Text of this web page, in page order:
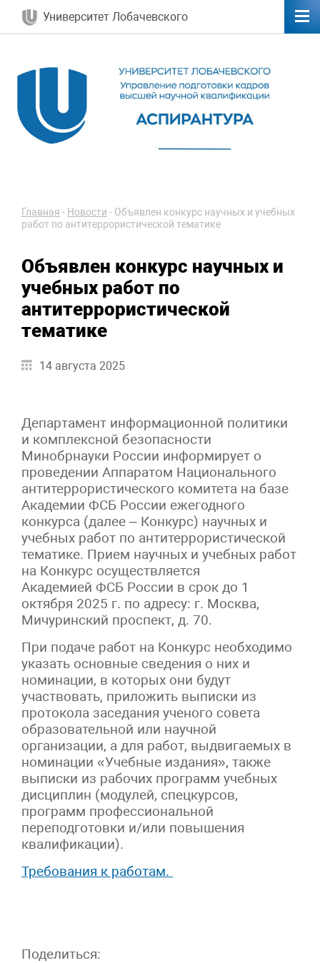
Университет Лобачевского
Главная - Новости - Объявлен конкурс научных и учебных
работ по антитеррористической тематике
Объявлен конкурс научных и
учебных работ по
антитеррористической
тематике
14 августа 2025
Департамент информационной политики
и комплексной безопасности
Минобрнауки России информирует о
проведении Аппаратом Национального
антитеррористического комитета на базе
Академии ФСБ России ежегодного
конкурса (далее – Конкурс) научных и
учебных работ по антитеррористической
тематике. Прием научных и учебных работ
на Конкурс осуществляется
Академией ФСБ России в срок до 1
октября 2025 г. по адресу: г. Москва,
Мичуринский проспект, д. 70.
При подаче работ на Конкурс необходимо
указать основные сведения о них и
номинации, в которых они будут
участвовать, приложить выписки из
протокола заседания ученого совета
образовательной или научной
организации, а для работ, выдвигаемых в
номинации «Учебные издания», также
выписки из рабочих программ учебных
дисциплин (модулей, спецкурсов,
программ профессиональной
переподготовки и/или повышения
квалификации).
Требования к работам.
Поделиться: